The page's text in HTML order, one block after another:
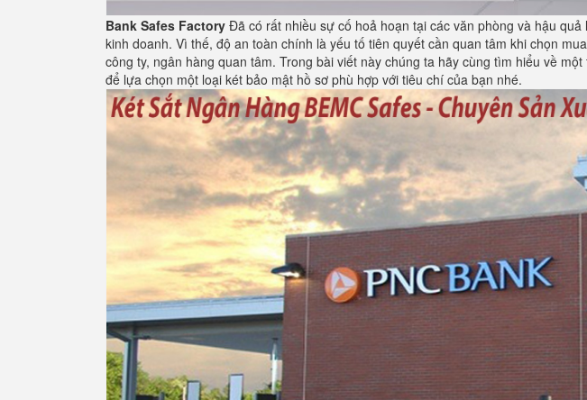
Bank Safes Factory Đã có rất nhiều sự cố hoả hoạn tại các văn phòng và hậu
kinh doanh. Vì thế, độ an toàn chính là yếu tố tiên quyết cần quan tâm khi chọn
công ty, ngân hàng quan tâm. Trong bài viết này chúng ta hãy cùng tìm hiểu về
để lựa chọn một loại két bảo mật hồ sơ phù hợp với tiêu chí của bạn nhé.